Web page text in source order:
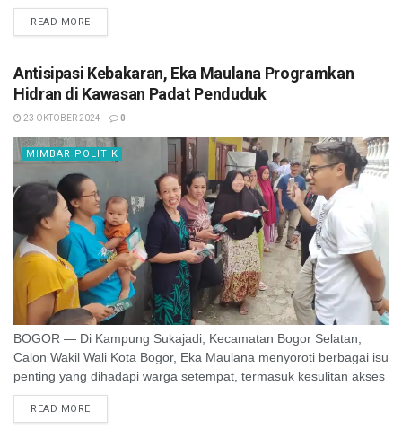
Wali Kota Bogor, ...
READ MORE
Antisipasi Kebakaran, Eka Maulana Programkan
Hidran di Kawasan Padat Penduduk
23 OKTOBER 2024 0
MIMBAR POLITIK
BOGOR — Di Kampung Sukajadi, Kecamatan Bogor Selatan,
Calon Wakil Wali Kota Bogor, Eka Maulana menyoroti berbagai isu
penting yang dihadapi warga setempat, termasuk kesulitan akses
pemadam kebakaran. Eka Maulana ...
READ MORE